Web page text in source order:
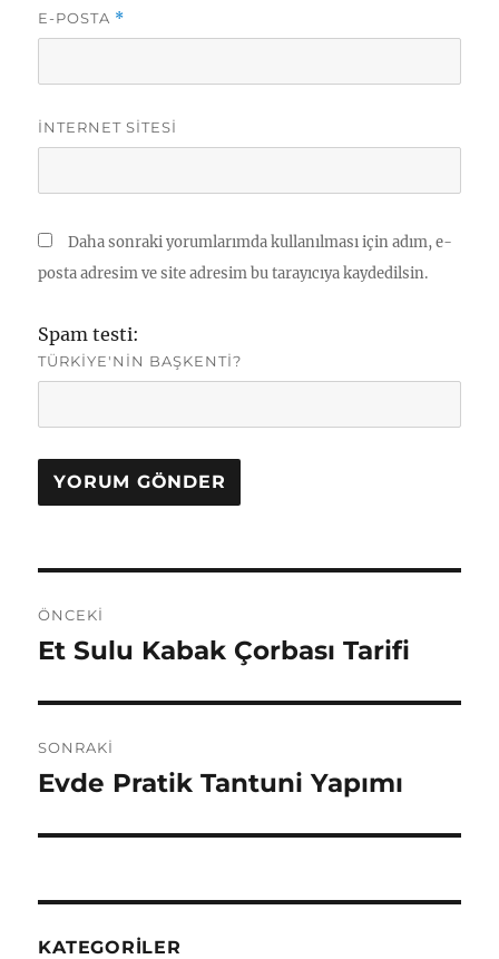
E-POSTA *
İNTERNET SITESI
Daha sonraki yorumlarımda kullanılması için adım, e-
posta adresim ve site adresim bu tarayıcıya kaydedilsin.
Spam testi:
TÜRKIYE'NIN BAŞKENTI?
gezinmesi
ÖNCEKI
Önceki
Et Sulu Kabak Çorbası Tarifi
SONRAKI
Sonraki
Evde Pratik Tantuni Yapımı
KATEGORILER